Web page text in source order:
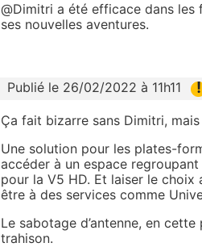
@Dimitri a été efficace dans
ses nouvelles aventures.
Publié le 26/02/2022 à 11h11 !
Ça fait bizarre sans Dimitri,
Une solution pour les plates-
accéder à un espace regroupant
pour la V5 HD. Et laiser le
être à des services comme
Le sabotage d’antenne, en
trahison.